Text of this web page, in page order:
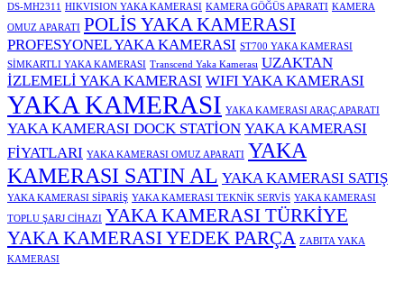
DS-MH2311
HIKVISION YAKA KAMERASI KAMERA GÖĞÜS APARATI KAMERA
OMUZ APARATI POLİS YAKA KAMERASI
PROFESYONEL YAKA KAMERASI ST700 YAKA KAMERASI
SİMKARTLI YAKA KAMERASI Transcend Yaka Kamerası UZAKTAN
İZLEMELİ YAKA KAMERASI WIFI YAKA KAMERASI
YAKA KAMERASI YAKA KAMERASI ARAÇ APARATI
YAKA KAMERASI DOCK STATİON YAKA KAMERASI
FİYATLARI YAKA KAMERASI OMUZ APARATI YAKA
KAMERASI SATIN AL YAKA KAMERASI SATIŞ
YAKA KAMERASI SİPARİŞ YAKA KAMERASI TEKNİK SERVİS YAKA KAMERASI
TOPLU ŞARJ CİHAZI YAKA KAMERASI TÜRKİYE
YAKA KAMERASI YEDEK PARÇA ZABITA YAKA
KAMERASI